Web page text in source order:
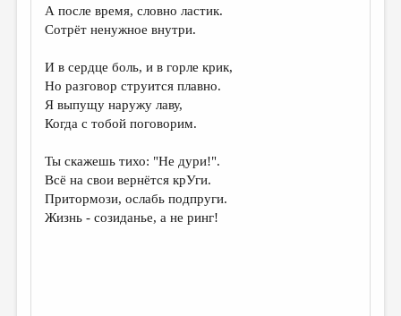
ПРАВИЛА САЙТА
ИЗБРАННОЕ
ДАЙДЖЕСТ
ПЕРЕВОДЫ
КОНКУРСЫ
А после время, словно ластик.
Сотрёт ненужное внутри.
И в сердце боль, и в горле крик,
Но разговор струится плавно.
Я выпущу наружу лаву,
Когда с тобой поговорим.
Ты скажешь тихо: "Не дури!".
Всё на свои вернётся крУги.
Притормози, ослабь подпруги.
Жизнь - созиданье, а не ринг!